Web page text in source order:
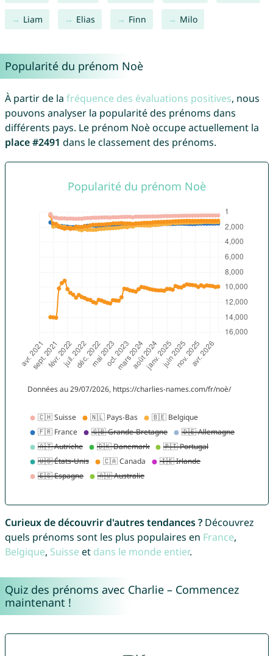
Liam Elias Finn Milo
Popularité du prénom Noè
À partir de la fréquence des évaluations positives, nous
pouvons analyser la popularité des prénoms dans
différents pays. Le prénom Noè occupe actuellement la
place #2491 dans le classement des prénoms.
Curieux de découvrir d'autres tendances ?Découvrez
quels prénoms sont les plus populaires en France,
Belgique, Suisse et dans le monde entier.
Quiz des prénoms avec Charlie – Commencez
maintenant !